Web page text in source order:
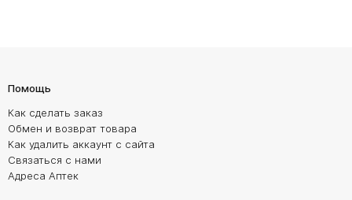
Помощь
Как сделать заказ
Обмен и возврат товара
Как удалить аккаунт с сайта
Связаться с нами
Адреса Аптек